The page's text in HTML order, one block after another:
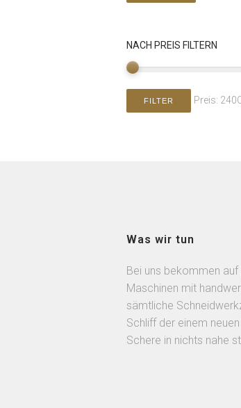
NACH PREIS FILTERN
FILTER Preis:
Was wir tun
Bei uns bekommen
Maschinen mit
sämtliche
Schliff der einem
Schere in nichts nahe